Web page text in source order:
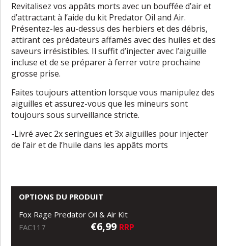
Revitalisez vos appâts morts avec un bouffée d’air et
d’attractant à l’aide du kit Predator Oil and Air.
Présentez-les au-dessus des herbiers et des débris,
attirant ces prédateurs affamés avec des huiles et des
saveurs irrésistibles. Il suffit d’injecter avec l’aiguille
incluse et de se préparer à ferrer votre prochaine
grosse prise.
Faites toujours attention lorsque vous manipulez des
aiguilles et assurez-vous que les mineurs sont
toujours sous surveillance stricte.
-Livré avec 2x seringues et 3x aiguilles pour injecter
de l’air et de l’huile dans les appâts morts
OPTIONS DU PRODUIT
Fox Rage Predator Oil & Air Kit
FAC117
€6,99 RRP